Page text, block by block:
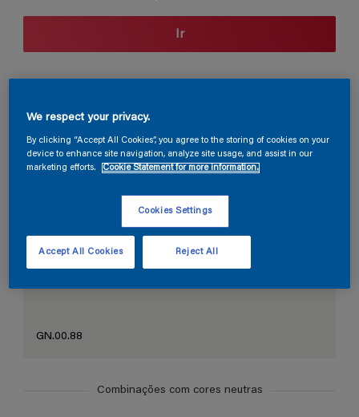
Ir
Seção de cores
GN.00.88
Combinações com cores neutras
We respect your privacy.
By clicking “Accept All Cookies”, you agree to the storing of cookies on your
device to enhance site navigation, analyze site usage, and assist in our
marketing efforts.
Cookie Statement for more information.
Cookies Settings
Reject All
Accept All Cookies